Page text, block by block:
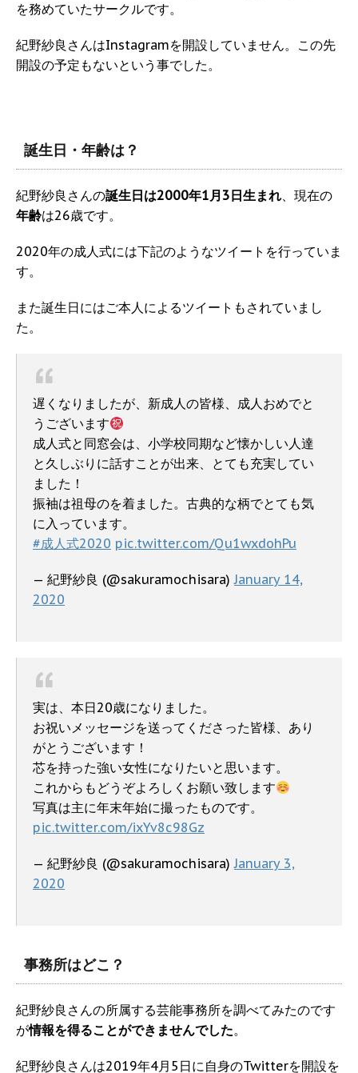
を務めていたサークルです。
紀野紗良さんはInstagramを開設していません。この先
開設の予定もないという事でした。
誕生日・年齢は？
紀野紗良さんの誕生日は2000年1月3日生まれ、現在の
年齢は26歳です。
2020年の成人式には下記のようなツイートを行っていま
す。
また誕生日にはご本人によるツイートもされていまし
た。
遅くなりましたが、新成人の皆様、成人おめでと
うございます
成人式と同窓会は、小学校同期など懐かしい人達
と久しぶりに話すことが出来、とても充実してい
ました！
振袖は祖母のを着ました。古典的な柄でとても気
に入っています。
#成人式2020 pic.twitter.com/Qu1wxdohPu
— 紀野紗良 (@sakuramochisara)January 14,
2020
実は、本日20歳になりました。
お祝いメッセージを送ってくださった皆様、あり
がとうございます！
芯を持った強い女性になりたいと思います。
これからもどうぞよろしくお願い致します
写真は主に年末年始に撮ったものです。
pic.twitter.com/ixYv8c98Gz
— 紀野紗良 (@sakuramochisara)January 3,
2020
事務所はどこ？
紀野紗良さんの所属する芸能事務所を調べてみたのです
が情報を得ることができませんでした。
紀野紗良さんは2019年4月5日に自身のTwitterを開設を